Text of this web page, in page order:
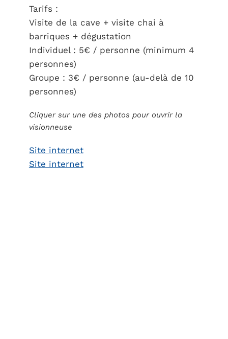
Tarifs :
Visite de la cave + visite chai à
barriques + dégustation
Individuel : 5€ / personne (minimum 4
personnes)
Groupe : 3€ / personne (au-delà de 10
personnes)
Cliquer sur une des photos pour ouvrir la
visionneuse
Site internet
Site internet